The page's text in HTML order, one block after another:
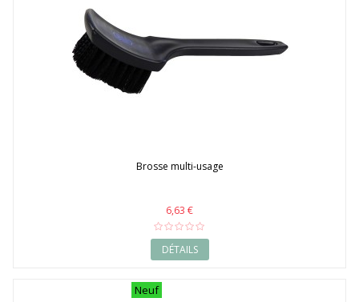
Brosse multi-usage
6,63 €
DÉTAILS
Neuf